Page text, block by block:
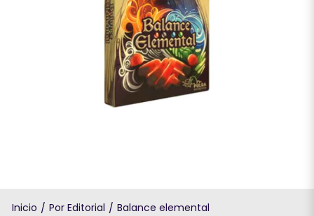
Inicio / Por Editorial / Balance elemental